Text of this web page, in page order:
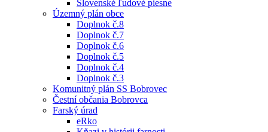
Slovenské ľudové piesne
Územný plán obce
Doplnok č.8
Doplnok č.7
Doplnok č.6
Doplnok č.5
Doplnok č.4
Doplnok č.3
Komunitný plán SS Bobrovec
Čestní občania Bobrovca
Farský úrad
eRko